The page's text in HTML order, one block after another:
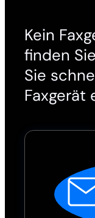
Kein
finden
Sie
Faxgerät